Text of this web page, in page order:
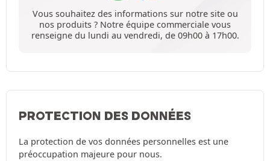
Vous souhaitez des informations sur notre site ou
nos produits ? Notre équipe commerciale vous
renseigne du lundi au vendredi, de 09h00 à 17h00.
PROTECTION DES DONNÉES
La protection de vos données personnelles est une
préoccupation majeure pour nous.